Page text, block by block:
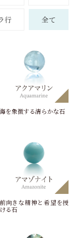
行 全て
海を象徴する清らかな石
前向きな精神と希望を授
ける石